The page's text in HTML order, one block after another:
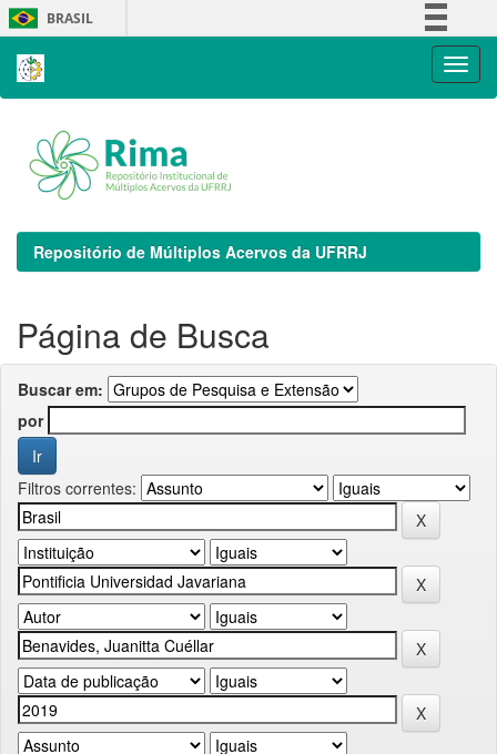
Skip
navigation
BRASIL
Repositório de Múltiplos Acervos da UFRRJ
Página de Busca
Buscar em:
por
Filtros correntes: